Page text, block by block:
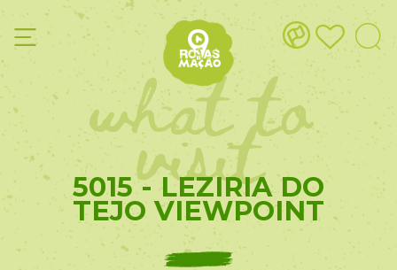
what to
visit
5015 - LEZIRIA DO
TEJO VIEWPOINT